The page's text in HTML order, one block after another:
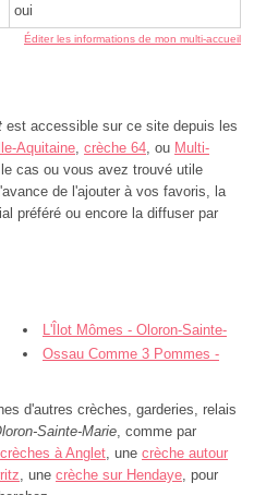
oui
Éditer les informations de mon multi-accueil
est accessible sur ce site depuis les
Aquitaine crèche 64 , ou Multi-
le cas ou vous avez trouvé utile
de l'ajouter à vos favoris, la
préféré ou encore la diffuser par
L'Îlot Mômes - Oloron-Sainte-
MarieOssau Comme 3 Pommes -
d'autres crèches, garderies, relais
Sainte-Marie , comme par
crèches à Anglet , une crèche autour
, une crèche sur Hendaye , pour